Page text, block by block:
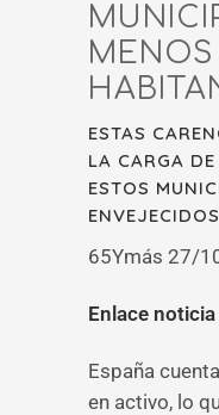
MENOS
ESTAS
LA CARGA
ESTOS
65Ymás 27/
Enlace noticia
España
en activo, lo